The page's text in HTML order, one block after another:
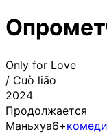
Only for Love
/ Cuò liāo
2024
Продолжается
Маньхуа6+